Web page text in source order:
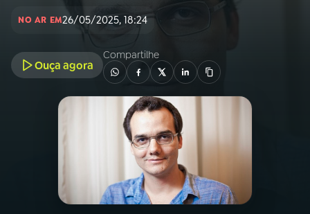
A RÁDIO
PROGRAMAÇÃO
PROGRAMAS
NO AR EM26/05/2025, 18:24
Ouça agora
Compartilhe